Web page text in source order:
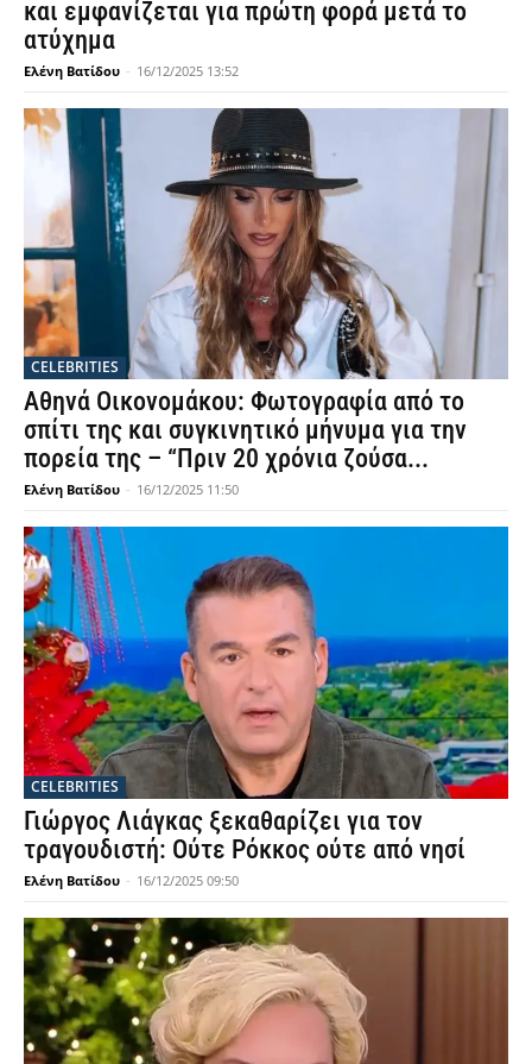
και εμφανίζεται για πρώτη φορά μετά το
ατύχημα
Ελένη Βατίδου - 16/12/2025 13:52
CELEBRITIES
Αθηνά Οικονομάκου: Φωτογραφία από το
σπίτι της και συγκινητικό μήνυμα για την
πορεία της – “Πριν 20 χρόνια ζούσα...
Ελένη Βατίδου - 16/12/2025 11:50
CELEBRITIES
Γιώργος Λιάγκας ξεκαθαρίζει για τον
τραγουδιστή: Ούτε Ρόκκος ούτε από νησί
Ελένη Βατίδου - 16/12/2025 09:50